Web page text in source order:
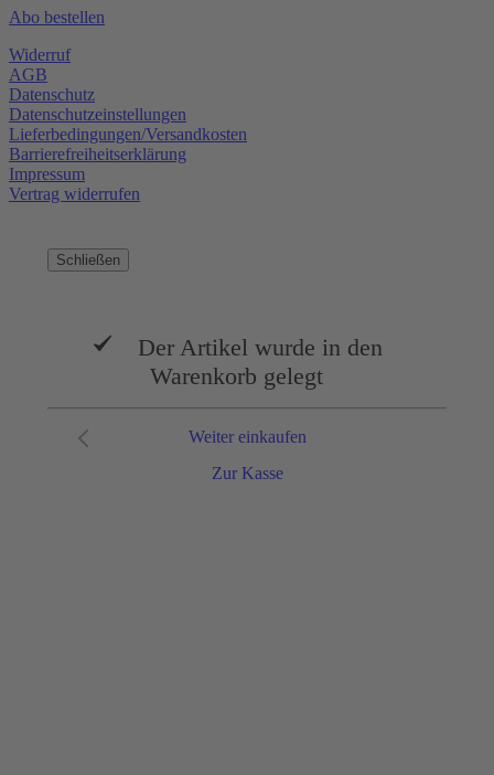
Abo bestellen
Widerruf
AGB
Datenschutz
Datenschutzeinstellungen
Lieferbedingungen/Versandkosten
Barrierefreiheitserklärung
Impressum
Vertrag widerrufen
Schließen
Der Artikel wurde in den
Warenkorb gelegt
Zur Kasse
Weiter einkaufen